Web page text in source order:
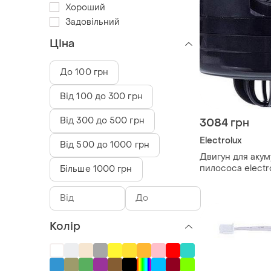
3084 грн
Electrolux
Двигун для
пилососа
Хороший
Задовільний
Ціна
До 100 грн
Від 100 до 300 грн
Від 300 до 500 грн
Від 500 до 1000 грн
Більше 1000 грн
Колір